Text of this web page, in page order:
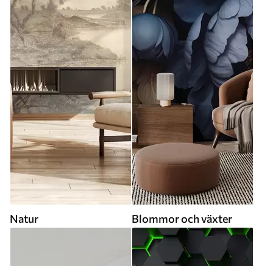
Natur Blommor och växter